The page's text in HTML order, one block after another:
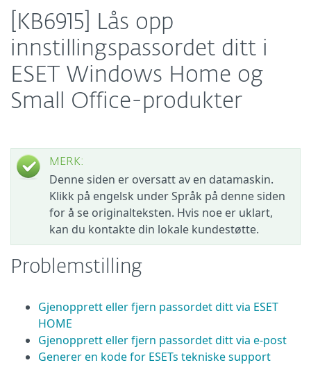
[KB6915] Lås opp
innstillingspassordet ditt i
ESET Windows Home og
Small Office-produkter
MERK:
Denne siden er oversatt av en datamaskin.
Klikk på engelsk under Språk på denne siden
for å se originalteksten. Hvis noe er uklart,
kan du kontakte din lokale kundestøtte.
Problemstilling
Gjenopprett eller fjern passordet ditt via ESET
HOME
Gjenopprett eller fjern passordet ditt via e-post
Generer en kode for ESETs tekniske support